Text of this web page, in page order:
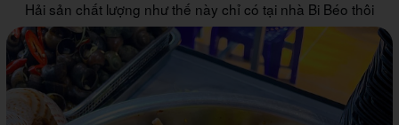
Hải sản chất lượng như thế này chỉ có tại nhà Bi Béo thôi